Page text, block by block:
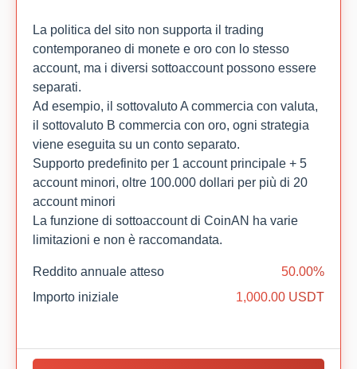
La politica del sito non supporta il trading
contemporaneo di monete e oro con lo stesso
account, ma i diversi sottoaccount possono essere
separati.
Ad esempio, il sottovaluto A commercia con valuta,
il sottovaluto B commercia con oro, ogni strategia
viene eseguita su un conto separato.
Supporto predefinito per 1 account principale + 5
account minori, oltre 100.000 dollari per più di 20
account minori
La funzione di sottoaccount di CoinAN ha varie
limitazioni e non è raccomandata.
Reddito annuale atteso
50.00%
Importo iniziale
1,000.00 USDT